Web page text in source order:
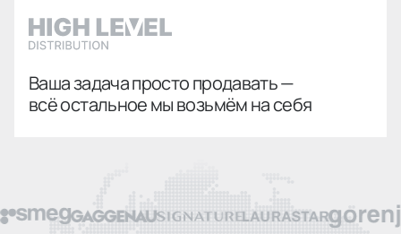
Ваша задача просто продавать —
всё остальное мы возьмём на себя